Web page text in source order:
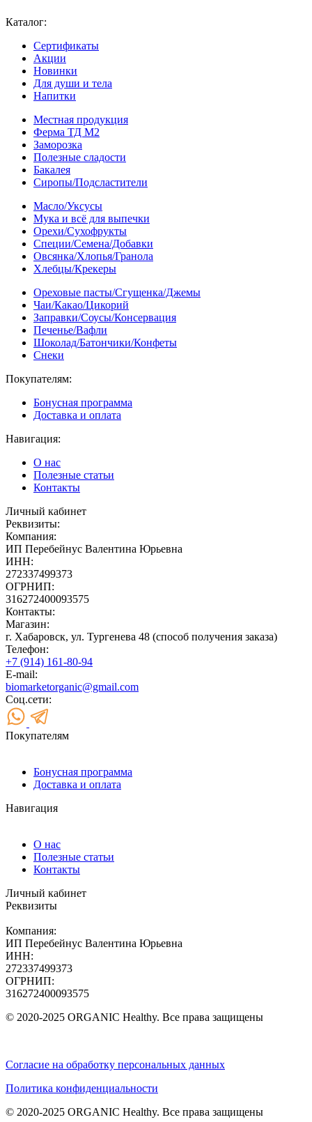
Каталог:
Сертификаты
Акции
Новинки
Для души и тела
Напитки
Местная продукция
Ферма ТД М2
Заморозка
Полезные сладости
Бакалея
Сиропы/Подсластители
Масло/Уксусы
Мука и всё для выпечки
Орехи/Сухофрукты
Специи/Семена/Добавки
Овсянка/Хлопья/Гранола
Хлебцы/Крекеры
Ореховые пасты/Сгущенка/Джемы
Чаи/Какао/Цикорий
Заправки/Соусы/Консервация
Печенье/Вафли
Шоколад/Батончики/Конфеты
Снеки
Покупателям:
Бонусная программа
Доставка и оплата
Навигация:
О нас
Полезные статьи
Контакты
Личный кабинет
Реквизиты:
Компания:
ИП Перебейнус Валентина Юрьевна
ИНН:
272337499373
ОГРНИП:
316272400093575
Контакты:
Магазин:
г. Хабаровск, ул. Тургенева 48 (способ получения заказа)
Телефон:
+7 (914) 161-80-94
E-mail:
biomarketorganic@gmail.com
Соц.сети:
Покупателям
Бонусная программа
Доставка и оплата
Навигация
О нас
Полезные статьи
Контакты
Личный кабинет
Реквизиты
Компания:
ИП Перебейнус Валентина Юрьевна
ИНН:
272337499373
ОГРНИП:
316272400093575
© 2020-2025 ORGANIC Healthy. Все права защищены
Согласие на обработку персональных данных
Политика конфиденциальности
© 2020-2025 ORGANIC Healthy. Все права защищены